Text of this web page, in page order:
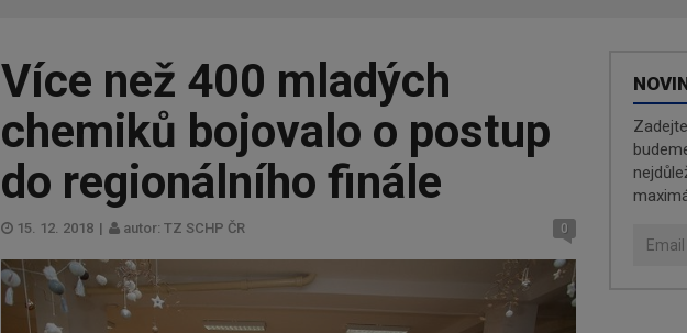
Více než 400 mladých
chemiků bojovalo o postup
do regionálního finále
15. 12. 2018 | autor: TZ SCHP ČR 0